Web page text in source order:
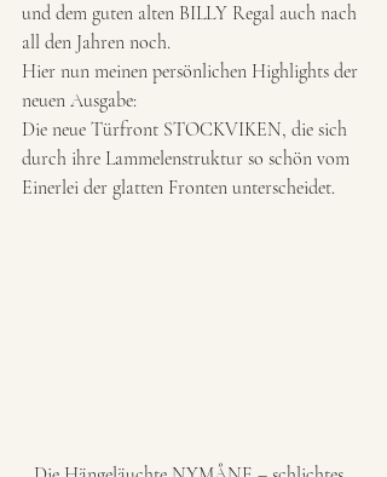
und dem guten alten BILLY Regal auch nach
all den Jahren noch.
Hier nun meinen persönlichen Highlights der
neuen Ausgabe:
Die neue Türfront STOCKVIKEN, die sich
durch ihre Lammelenstruktur so schön vom
Einerlei der glatten Fronten unterscheidet.